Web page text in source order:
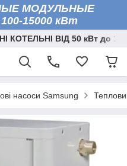
МОДУЛЬНЫЕ
15000 кВт
ВІД 50 кВт до
насоси Samsung